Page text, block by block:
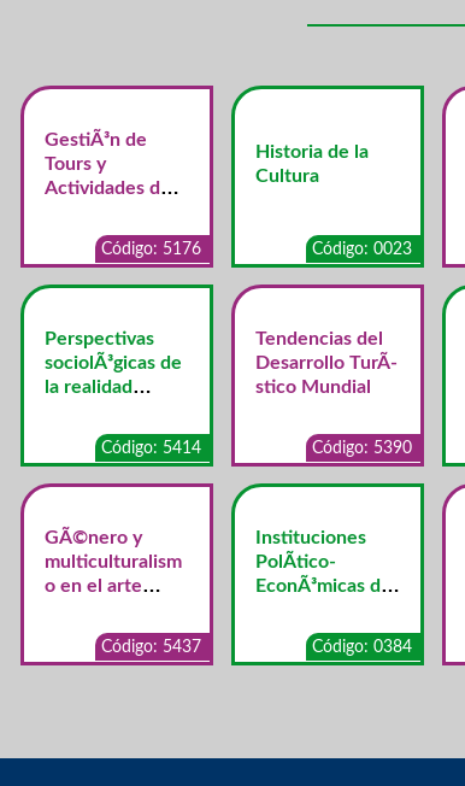
GestiÃ³n de
Tours y
Actividades de
Alternativo y de
Aventura
Código: 5176
Historia de la
Cultura
Código: 0023
Perspectivas
sociolÃ³gicas de
la realidad
Código: 5414
Tendencias del
Desarrollo TurÃ­
stico Mundial
Código: 5390
GÃ©nero y
multiculturalism
o en el arte
Código: 5437
Instituciones
PolÃ­tico-
EconÃ³micas de
Código: 0384